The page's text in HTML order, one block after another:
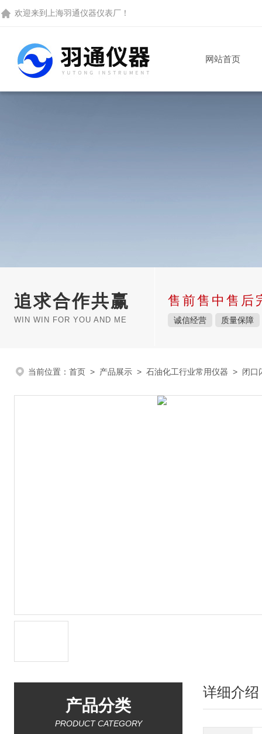
欢迎来到 上海羽通仪器仪表厂 ！
网站首页
追求合作共赢
WIN WIN FOR YOU AND ME
售前售中售后
诚信经营 质量保障
当前位置： 首页 > 产品展示 > 石油化工行业常用仪器 > 闭口
产品分类
PRODUCT CATEGORY
详细介绍